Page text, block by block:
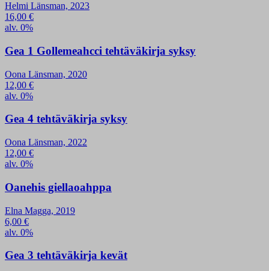
Helmi Länsman, 2023
16,00 €
alv. 0%
Gea 1 Gollemeahcci tehtäväkirja syksy
Oona Länsman, 2020
12,00 €
alv. 0%
Gea 4 tehtäväkirja syksy
Oona Länsman, 2022
12,00 €
alv. 0%
Oanehis giellaoahppa
Elna Magga, 2019
6,00 €
alv. 0%
Gea 3 tehtäväkirja kevät